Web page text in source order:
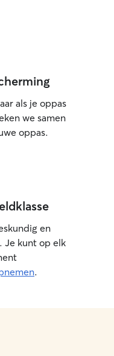
als je oppas
we samen
oppas.
en
Je kunt op elk
.